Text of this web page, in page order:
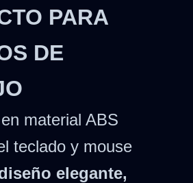
PARA
DE
material ABS
teclado y mouse
elegante,